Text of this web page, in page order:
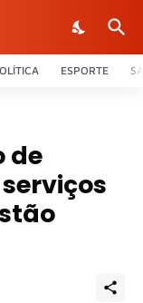
ESPORTE
de